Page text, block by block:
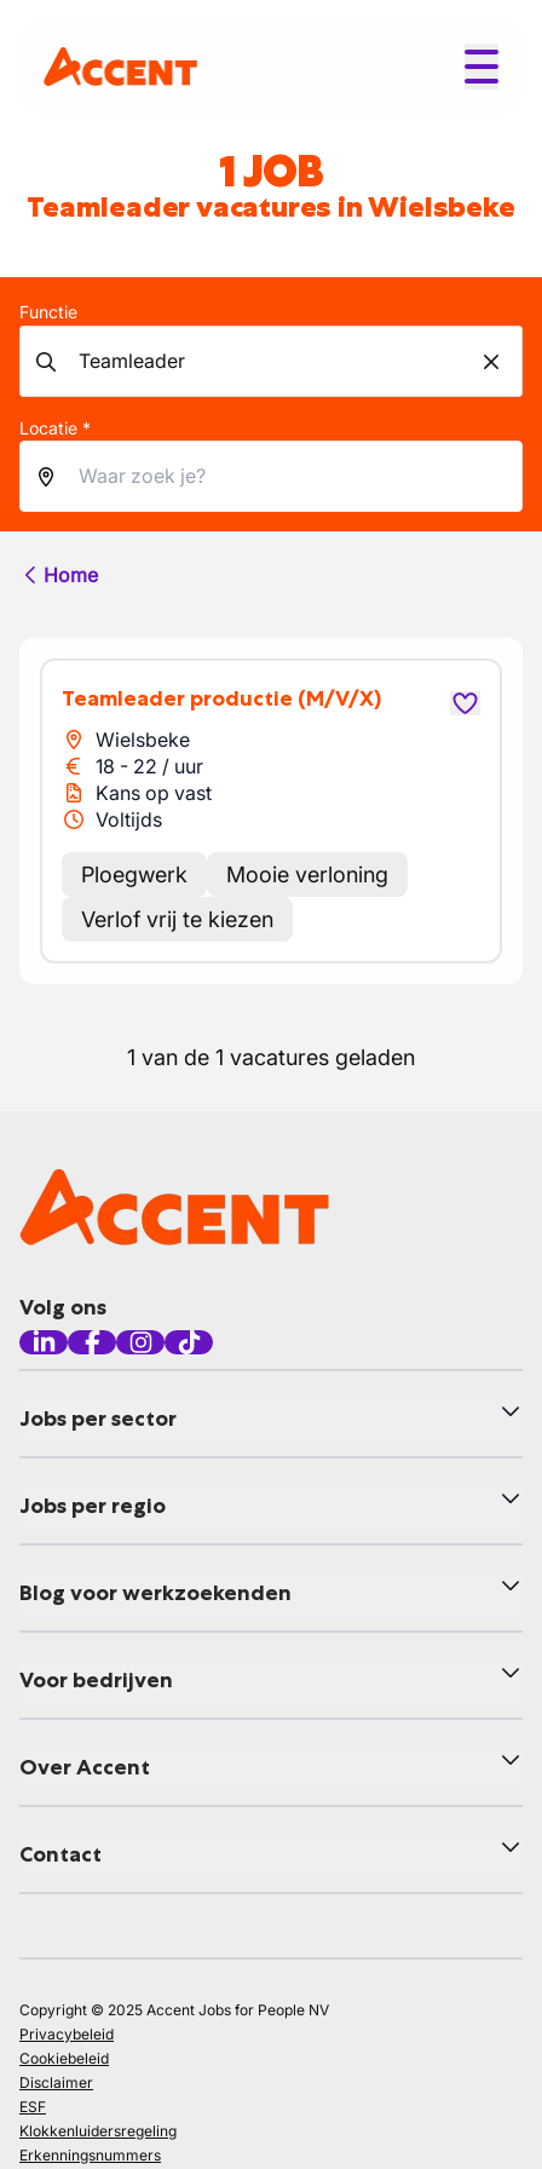
1 JOB
Teamleader vacatures in Wielsbeke
Functie
Locatie *
Home
Teamleader productie (M/V/X)
Wielsbeke
18 - 22 / uur
Kans op vast
Voltijds
Ploegwerk
Mooie verloning
Verlof vrij te kiezen
1 van de 1 vacatures geladen
Volg ons
Jobs per sector
Jobs per regio
Blog voor werkzoekenden
Voor bedrijven
Over Accent
Contact
Copyright © 2025 Accent Jobs for People NV
Privacybeleid
Cookiebeleid
Disclaimer
ESF
Klokkenluidersregeling
Erkenningsnummers